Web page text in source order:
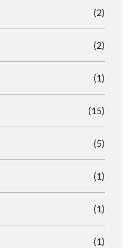
(2)
(2)
(1)
(15)
(5)
(1)
(1)
(1)